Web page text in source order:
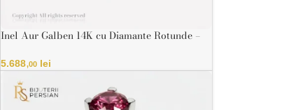
Inel Aur Galben 14K cu Diamante Rotunde –
5.688,00 lei